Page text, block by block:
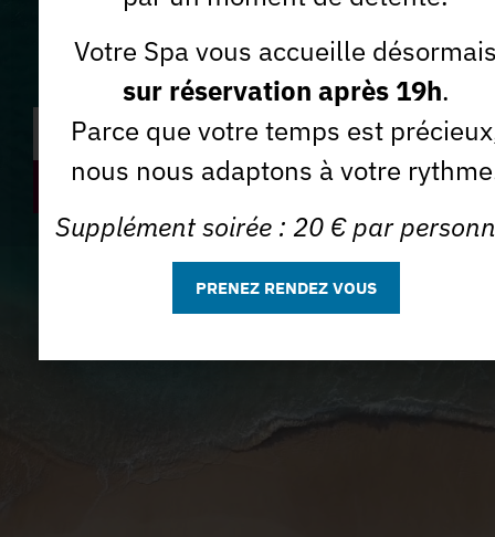
Newsletter
J'accepte que la Spa des Sables utilise mon e-mail à des
Je m'abonne *
Votre Spa vous accueille
sur réservation après 19h.
Parce que votre temps est
nous nous adaptons à votre
Supplément soirée : 20 € par
PRENEZ RENDEZ VOUS